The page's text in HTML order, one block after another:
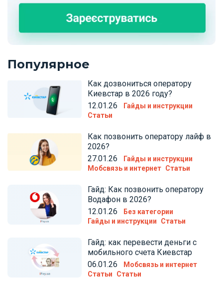
Популярное
Как дозвониться оператору
Киевстар в 2026 году?
12.01.26
Гайды и инструкции
Статьи
Как позвонить оператору лайф в
2026?
27.01.26
Гайды и инструкции
Мобсвязь и интернет Статьи
Гайд: Как позвонить оператору
Водафон в 2026?
12.01.26
Без категории
Гайды и инструкции
Статьи
Гайд: как перевести деньги с
мобильного счета Киевстар
06.01.26
Мобсвязь и интернет
Статьи
Статьи